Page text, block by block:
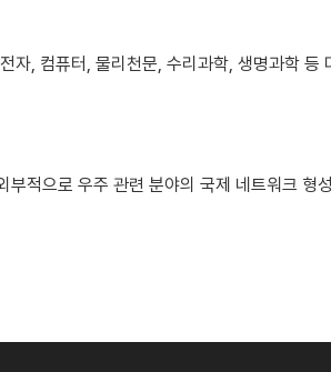
, 컴퓨터, 물리천문, 수리과학, 생명과학
적으로 우주 관련 분야의 국제 네트워크 형성